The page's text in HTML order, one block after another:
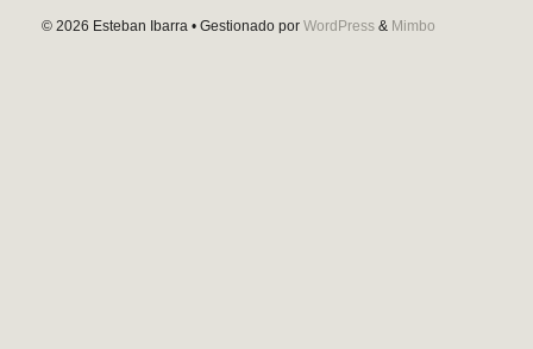
© 2026 Esteban Ibarra • Gestionado por WordPress & Mimbo